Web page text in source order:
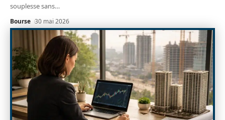
souplesse sans…
Bourse 30 mai 2026